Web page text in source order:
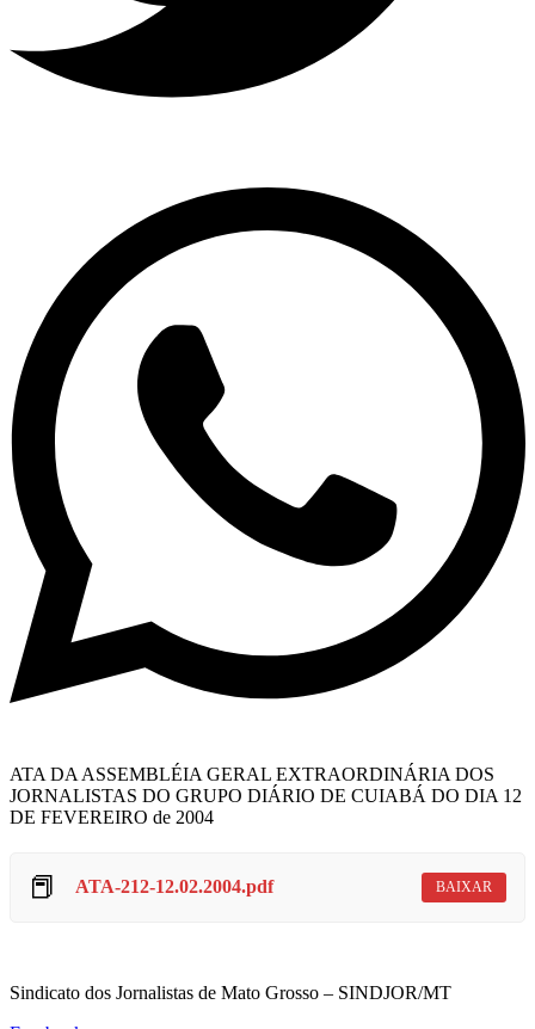
ATA DA ASSEMBLÉIA GERAL EXTRAORDINÁRIA DOS
JORNALISTAS DO GRUPO DIÁRIO DE CUIABÁ DO DIA 12
DE FEVEREIRO de 2004
📕 ATA-212-12.02.2004.pdf BAIXAR
Sindicato dos Jornalistas de Mato Grosso – SINDJOR/MT